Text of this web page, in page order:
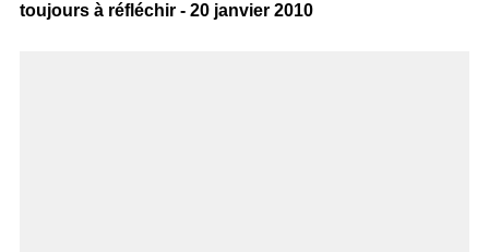
toujours à réfléchir - 20 janvier 2010